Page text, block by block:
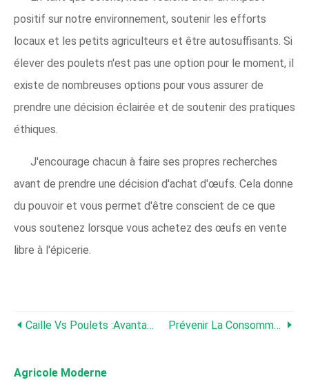
positif sur notre environnement, soutenir les efforts
locaux et les petits agriculteurs et être autosuffisants. Si
élever des poulets n'est pas une option pour le moment, il
existe de nombreuses options pour vous assurer de
prendre une décision éclairée et de soutenir des pratiques
éthiques.
J'encourage chacun à faire ses propres recherches
avant de prendre une décision d'achat d'œufs. Cela donne
du pouvoir et vous permet d'être conscient de ce que
vous soutenez lorsque vous achetez des œufs en vente
libre à l'épicerie.
Caille Vs Poulets :avantages Et Bénéfices De L'élevage De Cailles Prévenir La Consommation D'œufs :solutions Pour La Perte D'œufs De Poule
Agricole Moderne